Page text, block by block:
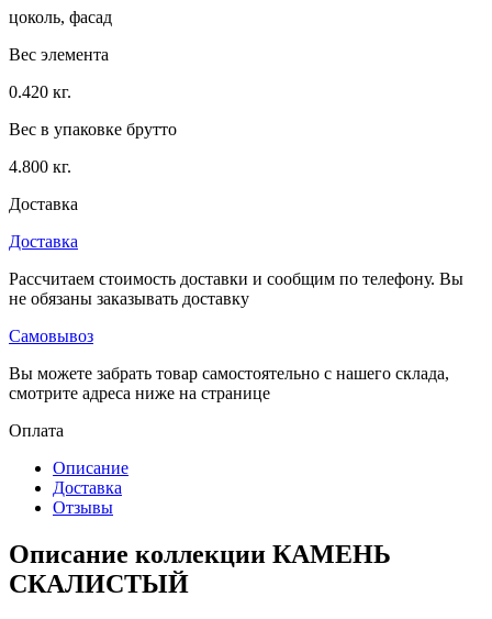
цоколь, фасад
Вес элемента
0.420 кг.
Вес в упаковке брутто
4.800 кг.
Доставка
Доставка
Рассчитаем стоимость доставки и сообщим по телефону. Вы
не обязаны заказывать доставку
Самовывоз
Вы можете забрать товар самостоятельно с нашего склада,
смотрите адреса ниже на странице
Оплата
Описание
Доставка
Отзывы
Описание коллекции КАМЕНЬ
СКАЛИСТЫЙ